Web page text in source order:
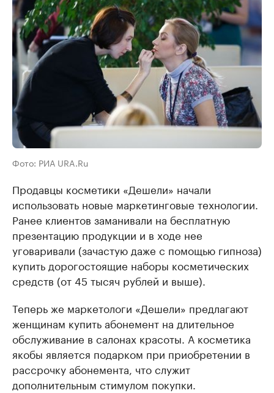
Фото: РИА URA.Ru
Продавцы косметики «Дешели» начали
использовать новые маркетинговые технологии.
Ранее клиентов заманивали на бесплатную
презентацию продукции и в ходе нее
уговаривали (зачастую даже с помощью гипноза)
купить дорогостоящие наборы косметических
средств (от 45 тысяч рублей и выше).
Теперь же маркетологи «Дешели» предлагают
женщинам купить абонемент на длительное
обслуживание в салонах красоты. А косметика
якобы является подарком при приобретении в
рассрочку абонемента, что служит
дополнительным стимулом покупки.